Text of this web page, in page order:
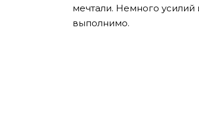
мечтали. Немного
выполнимо.